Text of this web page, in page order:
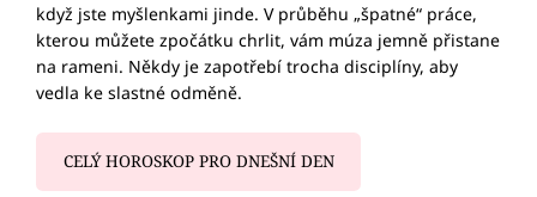
když jste myšlenkami jinde. V průběhu „špatné“ práce,
kterou můžete zpočátku chrlit, vám múza jemně přistane
na rameni. Někdy je zapotřebí trocha disciplíny, aby
vedla ke slastné odměně.
CELÝ HOROSKOP PRO DNEŠNÍ DEN